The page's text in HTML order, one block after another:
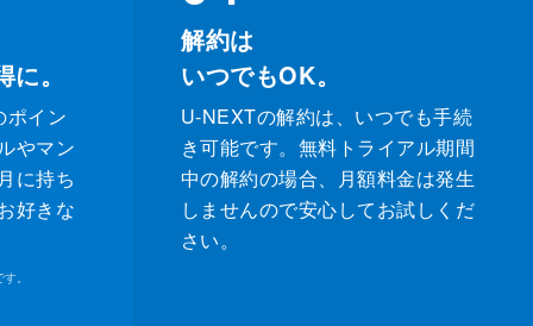
。
ポイン
やマン
に持ち
好きな
。
解約は
いつでもOK。
U-NEXTの解約は、いつでも手続
き可能です。無料トライアル期間
中の解約の場合、月額料金は発生
しませんので安心してお試しくだ
さい。